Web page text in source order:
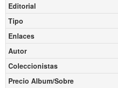
Editorial
Tipo
Enlaces
Autor
Coleccionistas
Precio Album/Sobre